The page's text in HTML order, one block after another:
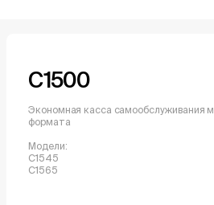
С1500
Экономная касса самообслуживания
формата
Модели:
С1545
С1565
Каталог